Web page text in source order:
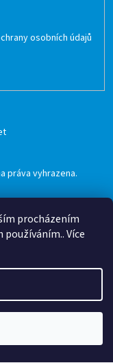
procházením
Více
osobních údajů
práva vyhrazena.